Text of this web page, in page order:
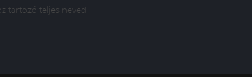
tartozó teljes neved